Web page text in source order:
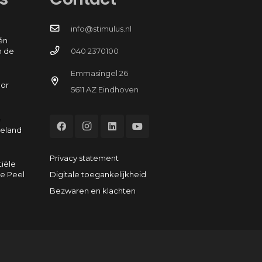
de
Peel
info@stimulus.nl
040 2370100
Emmasingel 26
5611 AZ Eindhoven
Privacy statement
Digitale toegankelijkheid
Bezwaren en klachten